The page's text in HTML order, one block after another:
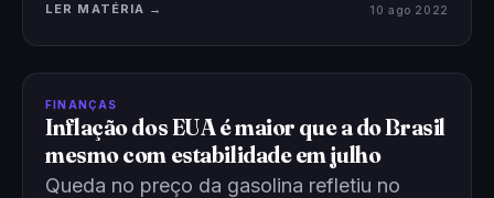
LER MATÉRIA → 10 ago 2022
FINANÇAS
Inflação dos EUA é maior que a do Brasil
mesmo com estabilidade em julho
Queda no preço da gasolina refletiu no